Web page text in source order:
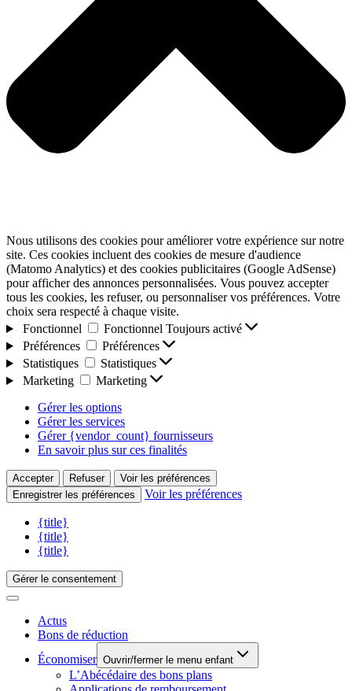
Nous utilisons des cookies pour améliorer votre expérience sur notre
site. Ces cookies incluent des cookies de mesure d'audience
(Matomo Analytics) et des cookies publicitaires (Google AdSense)
pour afficher des annonces personnalisées. Vous pouvez accepter
tous les cookies, les refuser, ou personnaliser vos préférences. Votre
choix sera respecté à chaque visite.
Fonctionnel
Fonctionnel Toujours activé
Préférences
Préférences
Statistiques
Statistiques
Marketing
Marketing
Gérer les options
Gérer les services
Gérer {vendor_count} fournisseurs
En savoir plus sur ces finalités
Accepter Refuser
Voir les préférences
Enregistrer les préférences
Voir les préférences
{title}
{title}
{title}
Gérer le consentement
Actus
Bons de réduction
Économiser Ouvrir/fermer le menu enfant
L’Abécédaire des bons plans